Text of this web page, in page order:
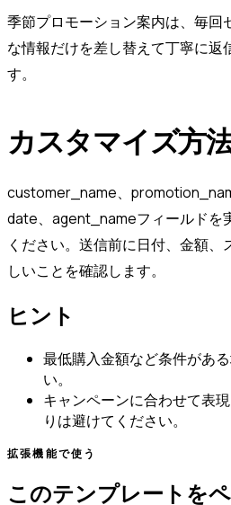
季節プロモーション案内は、毎回
な情報だけを差し替えて丁寧に返
す。
カスタマイズ方
customer_name、
date、agent_nameフィールドを
ください。送信前に日付、金額、
しいことを確認します。
ヒント
最低購入金額など条件があ
い。
キャンペーンに合わせて表
りは避けてください。
拡張機能で使う
このテンプレートを